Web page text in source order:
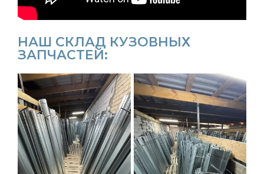
НАШ СКЛАД КУЗОВНЫХ
ЗАПЧАСТЕЙ: